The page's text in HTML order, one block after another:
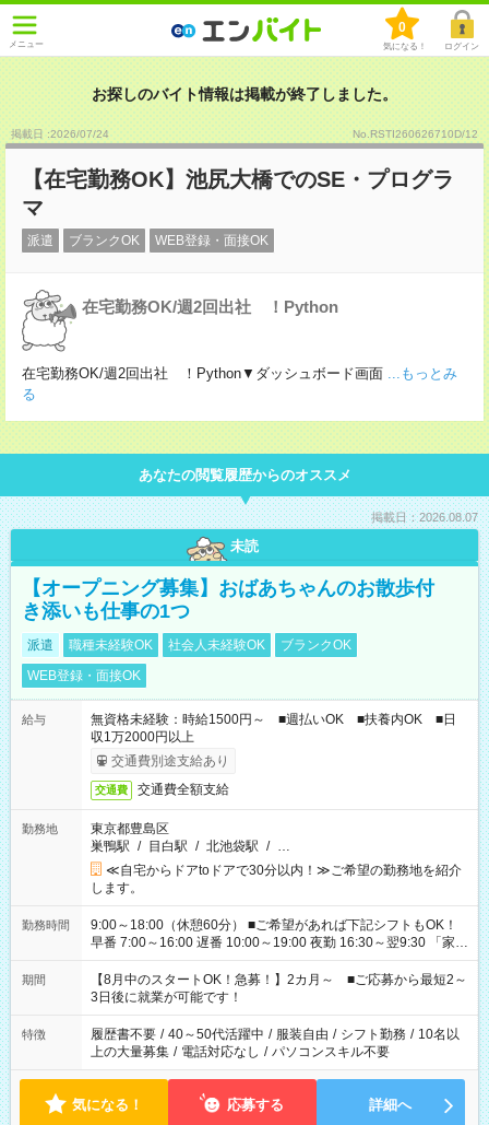
メニュー
0
気になる！ ログイン
お探しのバイト情報は掲載が終了しました。
掲載日 :2026/07/24 No.RSTI260626710D/12
【在宅勤務OK】池尻大橋でのSE・プログラ
マ
派遣 ブランクOK WEB登録・面接OK
在宅勤務OK/週2回出社 ！Python
在宅勤務OK/週2回出社 ！Python▼ダッシュボード画面 ...もっとみ
る
あなたの閲覧履歴からのオススメ
掲載日：2026.08.07
未読
【オープニング募集】おばあちゃんのお散歩付
き添いも仕事の1つ
派遣 職種未経験OK 社会人未経験OK
ブランクOK
WEB登録・面接OK
給与
無資格未経験：時給1500円～ ■週払いOK ■扶養内OK ■日
収1万2000円以上
交通費別途支給あり
交通費 交通費全額支給
勤務地
東京都豊島区
巣鴨駅 / 目白駅 / 北池袋駅 / …
≪自宅からドアtoドアで30分以内！≫ご希望の勤務地を紹介
します。
勤務時間
9:00～18:00（休憩60分） ■ご希望があれば下記シフトもOK！
早番 7:00～16:00 遅番 10:00～19:00 夜勤 16:30～翌9:30 「家族
と休みを合わせたい」 「余裕を持って夕飯の準備がしたい」
「できれば残業はしたくない」 など、ご希望を教えてください
ね。 ※Wワーク希望の方へ 今ご覧のお仕事で希望する勤務時間
と、もう1つのお仕事の勤務時間。 合計で週40時間を超える場
合は応募できません。
期間
【8月中のスタートOK！急募！】2カ月～ ■ご応募から最短2～
3日後に就業が可能です！
特徴 履歴書不要 / 40～50代活躍中 / 服装自由 / シフト勤務 / 10名以
上の大量募集 / 電話対応なし / パソコンスキル不要
気になる！ 応募する 詳細へ